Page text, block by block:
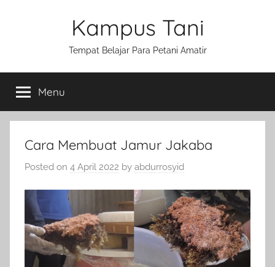
Kampus Tani
Tempat Belajar Para Petani Amatir
Menu
Cara Membuat Jamur Jakaba
Posted on 4 April 2022 by abdurrosyid